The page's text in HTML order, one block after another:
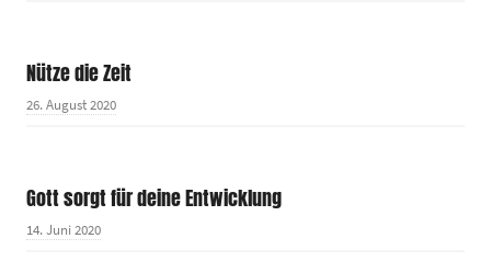
Nütze die Zeit
26. August 2020
Gott sorgt für deine Entwicklung
14. Juni 2020